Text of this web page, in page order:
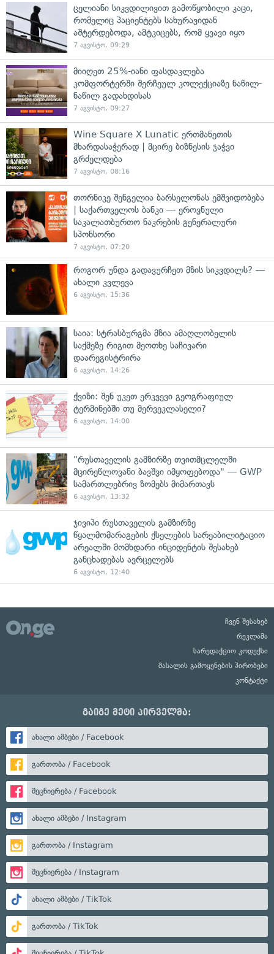
ცელიანი სიკვდილივით გამოწყობილი კაცი,
რომელიც პაციენტებს სახურავიდან
აშტერდებოდა, ამტკიცებს, რომ ყვავი იყო
7 აგვისტო, 09:29
მიიღეთ 25%-იანი ფასდაკლება
კომფორტერში შერჩეულ კოლექციაზე ნაწილ-
ნაწილ გადახდისას
7 აგვისტო, 09:27
Wine Square X Lunatic ერთმანეთის
მხარდასაჭერად | მცირე ბიზნესის ჯაჭვი
გრძელდება
7 აგვისტო, 08:16
თორნიკე შენგელია ბარსელონას ემშვიდობება
| საქართველოს ბანკი — ეროვნული
საკალათბურთო ნაკრების გენერალური
სპონსორი
7 აგვისტო, 07:20
როგორ უნდა გადავურჩეთ მზის სიკვდილს? —
ახალი კვლევა
6 აგვისტო, 15:36
საია: სტრასბურგმა მზია ამაღლობელის
საქმეზე რიგით მეოთხე საჩივარი
დაარეგისტრირა
6 აგვისტო, 14:26
ქვიზი: შენ უკეთ ერკვევი გეოგრაფიულ
ტერმინებში თუ მერვეკლასელი?
6 აგვისტო, 14:00
"რუსთაველის გამზირზე თვითმცლელში
მცირეწლოვანი ბავშვი იმყოფებოდა" — GWP
სამართლებრივ ზომებს მიმართავს
6 აგვისტო, 13:32
ჯივიპი რუსთაველის გამზირზე
წყალმომარაგების ქსელების სარეაბილიტაციო
არეალში მომხდარი ინციდენტის შესახებ
განცხადებას ავრცელებს
6 აგვისტო, 12:40
ჩვენ შესახებ
რეკლამა
სარედაქციო კოდექსი
მასალის გამოყენების პირობები
კონტაქტი
გაიგე მეტი პირველმა:
ახალი ამბები / Facebook
გართობა / Facebook
მეცნიერება / Facebook
ახალი ამბები / Instagram
გართობა / Instagram
მეცნიერება / Instagram
ახალი ამბები / TikTok
გართობა / TikTok